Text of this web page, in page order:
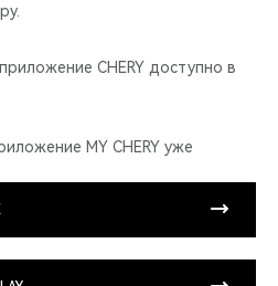
CHERY доступно в
MY CHERY уже